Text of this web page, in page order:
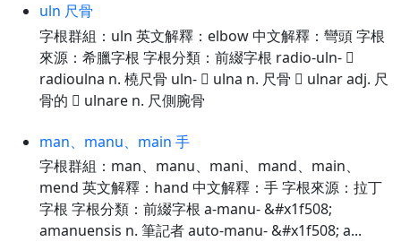
uln 尺骨
字根群組：uln 英文解釋：elbow 中文解釋：彎頭 字根
來源：希臘字根 字根分類：前綴字根 radio-uln- 
radioulna n. 橈尺骨 uln-  ulna n. 尺骨  ulnar adj. 尺
骨的  ulnare n. 尺側腕骨
man、manu、main 手
字根群組：man、manu、mani、mand、main、
mend 英文解釋：hand 中文解釋：手 字根來源：拉丁
字根 字根分類：前綴字根 a-manu- &#x1f508;
amanuensis n. 筆記者 auto-manu- &#x1f508; a...